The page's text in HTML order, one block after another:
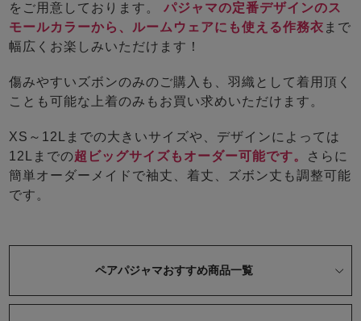
売れ筋ランキング
- Item Ranking -
新着商品
- New Arrival -
すべての季節のパジャマ一覧はこちら
ガールズ前開
き
ガールズかぶ
り
ボーイズ長袖
ボーイズ半袖
ボーイズ前開
き
ボーイズかぶ
り
ガールズズボ
ボーイズ上着
ズボ
をご用意しております。パジャマの定番デザインのス
モールカラーから、ルームウェアにも使える作務衣 まで
幅広くお楽しみいただけます！
傷みやすいズボンのみのご購入も、羽織として着用頂く
ことも可能な上着のみもお買い求めいただけます。
XS～12Lまでの大きいサイズや、デザインによっては
12Lまでの超ビッグサイズもオーダー可能です。
さらに
簡単オーダーメイドで袖丈、着丈、ズボン丈も調整可能
です。
ペアパジャマおすすめ商品一覧